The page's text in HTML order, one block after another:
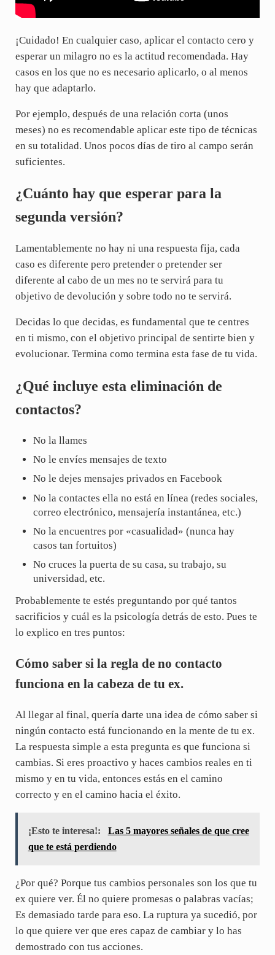
¡Cuidado! En cualquier caso, aplicar el contacto cero y
esperar un milagro no es la actitud recomendada. Hay
casos en los que no es necesario aplicarlo, o al menos
hay que adaptarlo.
Por ejemplo, después de una relación corta (unos
meses) no es recomendable aplicar este tipo de técnicas
en su totalidad. Unos pocos días de tiro al campo serán
suficientes.
¿Cuánto hay que esperar para la
segunda versión?
Lamentablemente no hay ni una respuesta fija, cada
caso es diferente pero pretender o pretender ser
diferente al cabo de un mes no te servirá para tu
objetivo de devolución y sobre todo no te servirá.
Decidas lo que decidas, es fundamental que te centres
en ti mismo, con el objetivo principal de sentirte bien y
evolucionar. Termina como termina esta fase de tu vida.
¿Qué incluye esta eliminación de
contactos?
No la llames
No le envíes mensajes de texto
No le dejes mensajes privados en Facebook
No la contactes ella no está en línea (redes sociales,
correo electrónico, mensajería instantánea, etc.)
No la encuentres por «casualidad» (nunca hay
casos tan fortuitos)
No cruces la puerta de su casa, su trabajo, su
universidad, etc.
Probablemente te estés preguntando por qué tantos
sacrificios y cuál es la psicología detrás de esto. Pues te
lo explico en tres puntos:
Cómo saber si la regla de no contacto
funciona en la cabeza de tu ex.
Al llegar al final, quería darte una idea de cómo saber si
ningún contacto está funcionando en la mente de tu ex.
La respuesta simple a esta pregunta es que funciona si
cambias. Si eres proactivo y haces cambios reales en ti
mismo y en tu vida, entonces estás en el camino
correcto y en el camino hacia el éxito.
¡Esto te interesa!:
Las 5 mayores señales de que cree
que te está perdiendo
¿Por qué? Porque tus cambios personales son los que tu
ex quiere ver. Él no quiere promesas o palabras vacías;
Es demasiado tarde para eso. La ruptura ya sucedió, por
lo que quiere ver que eres capaz de cambiar y lo has
demostrado con tus acciones.